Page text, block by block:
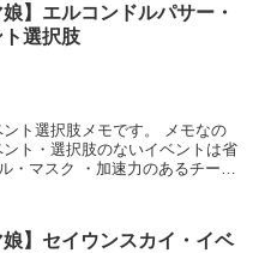
娘】エルコンドルパサー・
選択肢
択肢メモです。 メモなの
ト・選択肢のないイベントは省
・マスク ・加速力のあるチータ
娘】セイウンスカイ・イベ